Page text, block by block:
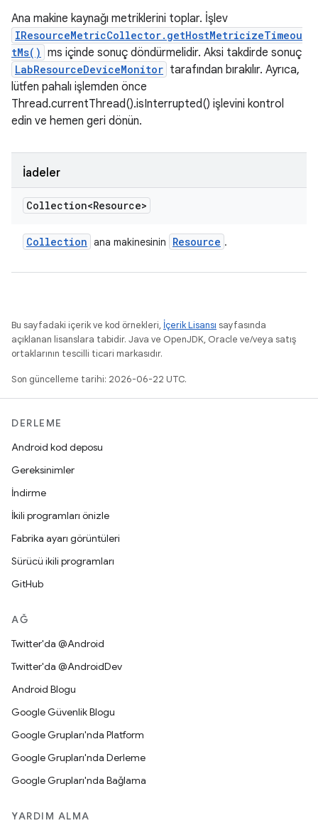
Ana makine kaynağı metriklerini toplar. İşlev
IResourceMetricCollector.getHostMetricizeTimeou
tMs() ms içinde sonuç döndürmelidir. Aksi takdirde sonuç
LabResourceDeviceMonitor tarafından bırakılır. Ayrıca,
lütfen pahalı işlemden önce
Thread.currentThread().isInterrupted() işlevini kontrol
edin ve hemen geri dönün.
İadeler
Collection<Resource>
Collection ana makinesinin Resource .
Bu sayfadaki içerik ve kod örnekleri, İçerik Lisansı sayfasında
açıklanan lisanslara tabidir. Java ve OpenJDK, Oracle ve/veya satış
ortaklarının tescilli ticari markasıdır.
Son güncelleme tarihi: 2026-06-22 UTC.
DERLEME
Android kod deposu
Gereksinimler
İndirme
İkili programları önizle
Fabrika ayarı görüntüleri
Sürücü ikili programları
GitHub
AĞ
Twitter'da @Android
Twitter'da @AndroidDev
Android Blogu
Google Güvenlik Blogu
Google Grupları'nda Platform
Google Grupları'nda Derleme
Google Grupları'nda Bağlama
YARDIM ALMA